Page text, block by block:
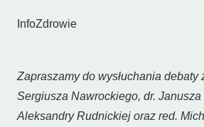
InfoZdrowie
Zapraszamy do wysłuchania debaty
Sergiusza Nawrockiego, dr. Janusza
Aleksandry Rudnickiej oraz red.